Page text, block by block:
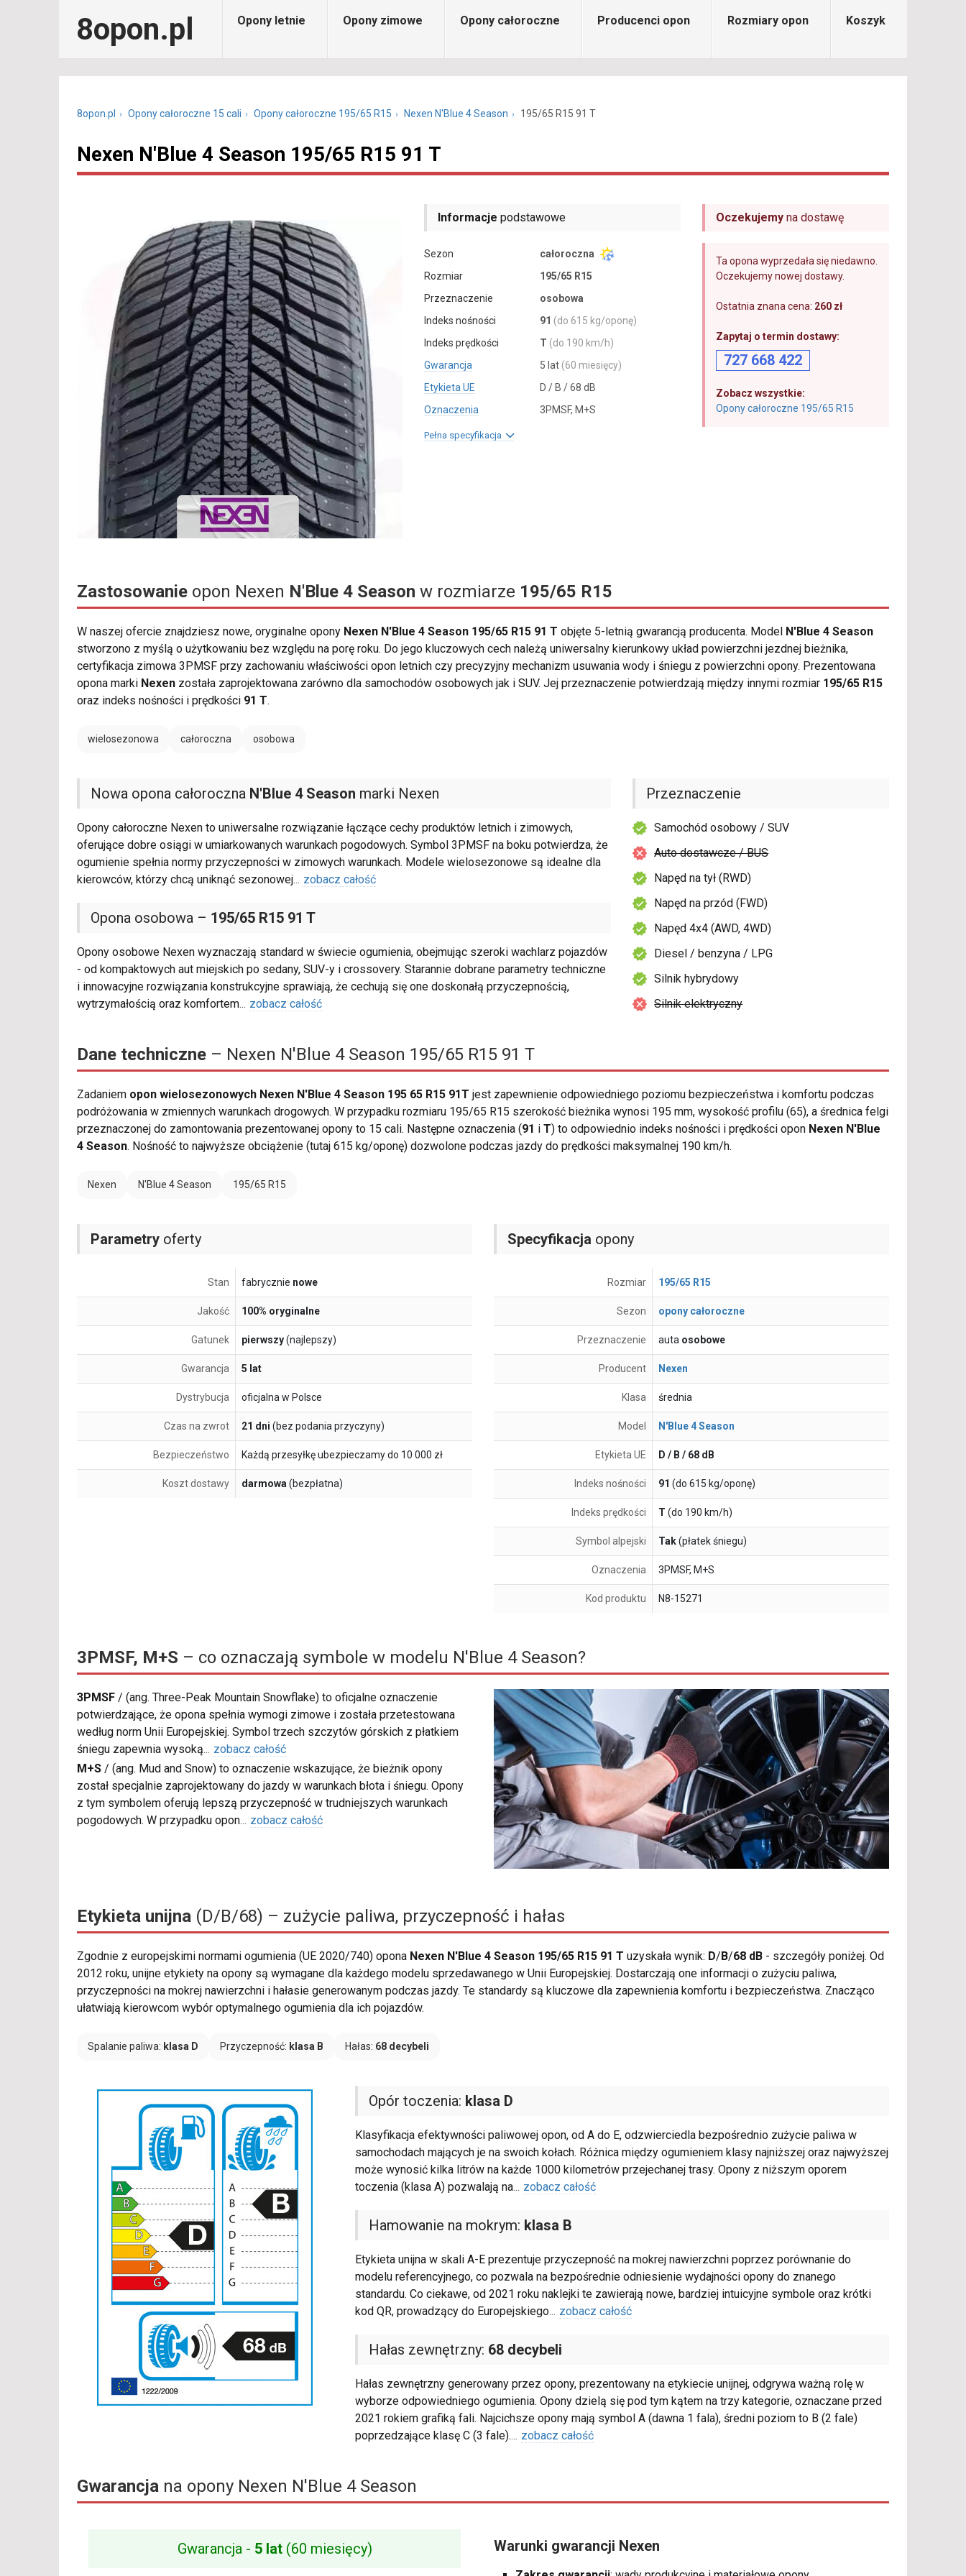
8opon.pl Opony letnie Opony zimowe Opony całoroczne Producenci opon Rozmiary opon Koszyk
8opon.pl Opony całoroczne 15 cali Opony całoroczne 195/65 R15 Nexen N'Blue 4 Season 195/65 R15 91 T
Nexen N'Blue 4 Season 195/65 R15 91 T
Informacje podstawowe
Sezon
całoroczna
Rozmiar
195/65 R15
Przeznaczenie
osobowa
Indeks nośności
91 (do 615 kg/oponę)
Indeks prędkości
T (do 190 km/h)
Gwarancja
5 lat (60 miesięcy)
Etykieta UE
D / B / 68 dB
Oznaczenia
3PMSF, M+S
Pełna specyfikacja
Oczekujemyna dostawę
Ta opona wyprzedała się niedawno.
Oczekujemy nowej dostawy.
Ostatnia znana cena: 260 zł
Zapytaj o termin dostawy:
727 668 422
Zobacz wszystkie:
Opony całoroczne 195/65 R15
Zastosowanie opon Nexen N'Blue 4 Season w rozmiarze 195/65 R15
W naszej ofercie znajdziesz nowe, oryginalne opony Nexen N'Blue 4 Season 195/65 R15 91 T objęte 5-letnią gwarancją producenta. Model N'Blue 4 Season
stworzono z myślą o użytkowaniu bez względu na porę roku. Do jego kluczowych cech należą uniwersalny kierunkowy układ powierzchni jezdnej bieżnika,
certyfikacja zimowa 3PMSF przy zachowaniu właściwości opon letnich czy precyzyjny mechanizm usuwania wody i śniegu z powierzchni opony. Prezentowana
opona marki Nexen została zaprojektowana zarówno dla samochodów osobowych jak i SUV. Jej przeznaczenie potwierdzają między innymi rozmiar 195/65 R15
oraz indeks nośności i prędkości 91 T.
wielosezonowa całoroczna osobowa
Nowa opona całoroczna N'Blue 4 Season marki Nexen
Opony całoroczne Nexen to uniwersalne rozwiązanie łączące cechy produktów letnich i zimowych,
oferujące dobre osiągi w umiarkowanych warunkach pogodowych. Symbol 3PMSF na boku potwierdza, że
ogumienie spełnia normy przyczepności w zimowych warunkach. Modele wielosezonowe są idealne dla
kierowców, którzy chcą uniknąć sezonowej... zobacz całość
Opona osobowa – 195/65 R15 91 T
Opony osobowe Nexen wyznaczają standard w świecie ogumienia, obejmując szeroki wachlarz pojazdów
- od kompaktowych aut miejskich po sedany, SUV-y i crossovery. Starannie dobrane parametry techniczne
i innowacyjne rozwiązania konstrukcyjne sprawiają, że cechują się one doskonałą przyczepnością,
wytrzymałością oraz komfortem... zobacz całość
Przeznaczenie
Samochód osobowy / SUV
Auto dostawcze / BUS
Napęd na tył (RWD)
Napęd na przód (FWD)
Napęd 4x4 (AWD, 4WD)
Diesel / benzyna / LPG
Silnik hybrydowy
Silnik elektryczny
Dane techniczne – Nexen N'Blue 4 Season 195/65 R15 91 T
Zadaniem opon wielosezonowych Nexen N'Blue 4 Season 195 65 R15 91T jest zapewnienie odpowiedniego poziomu bezpieczeństwa i komfortu podczas
podróżowania w zmiennych warunkach drogowych. W przypadku rozmiaru 195/65 R15 szerokość bieżnika wynosi 195 mm, wysokość profilu (65), a średnica felgi
przeznaczonej do zamontowania prezentowanej opony to 15 cali. Następne oznaczenia (91 i T) to odpowiednio indeks nośności i prędkości opon Nexen N'Blue
4 Season. Nośność to najwyższe obciążenie (tutaj 615 kg/oponę) dozwolone podczas jazdy do prędkości maksymalnej 190 km/h.
Nexen N'Blue 4 Season 195/65 R15
Parametry oferty
Stan fabrycznie nowe
Jakość 100% oryginalne
Gatunek pierwszy(najlepszy)
Gwarancja 5 lat
Dystrybucja oficjalna w Polsce
Czas na zwrot 21 dni (bez podania przyczyny)
Bezpieczeństwo Każdą przesyłkę ubezpieczamy do 10 000 zł
Koszt dostawy darmowa(bezpłatna)
Specyfikacja opony
Rozmiar 195/65 R15
Sezon opony całoroczne
Przeznaczenie auta osobowe
Producent Nexen
Klasa średnia
Model N'Blue 4 Season
Etykieta UE D / B / 68 dB
Indeks nośności 91 (do 615 kg/oponę)
Indeks prędkości T (do 190 km/h)
Symbol alpejski Tak(płatek śniegu)
Oznaczenia 3PMSF, M+S
Kod produktu N8-15271
3PMSF, M+S – co oznaczają symbole w modelu N'Blue 4 Season?
3PMSF / (ang. Three-Peak Mountain Snowflake) to oficjalne oznaczenie
potwierdzające, że opona spełnia wymogi zimowe i została przetestowana
według norm Unii Europejskiej. Symbol trzech szczytów górskich z płatkiem
śniegu zapewnia wysoką... zobacz całość
M+S / (ang. Mud and Snow) to oznaczenie wskazujące, że bieżnik opony
został specjalnie zaprojektowany do jazdy w warunkach błota i śniegu. Opony
z tym symbolem oferują lepszą przyczepność w trudniejszych warunkach
pogodowych. W przypadku opon... zobacz całość
Etykieta unijna (D/B/68) – zużycie paliwa, przyczepność i hałas
Zgodnie z europejskimi normami ogumienia (UE 2020/740) opona Nexen N'Blue 4 Season 195/65 R15 91 T uzyskała wynik: D/ B/68 dB - szczegóły poniżej. Od
2012 roku, unijne etykiety na opony są wymagane dla każdego modelu sprzedawanego w Unii Europejskiej. Dostarczają one informacji o zużyciu paliwa,
przyczepności na mokrej nawierzchni i hałasie generowanym podczas jazdy. Te standardy są kluczowe dla zapewnienia komfortu i bezpieczeństwa. Znacząco
ułatwiają kierowcom wybór optymalnego ogumienia dla ich pojazdów.
Spalanie paliwa: klasa D Przyczepność: klasa B Hałas: 68 decybeli
Opór toczenia: klasa D
Klasyfikacja efektywności paliwowej opon, od A do E, odzwierciedla bezpośrednio zużycie paliwa w
samochodach mających je na swoich kołach. Różnica między ogumieniem klasy najniższej oraz najwyższej
może wynosić kilka litrów na każde 1000 kilometrów przejechanej trasy. Opony z niższym oporem
toczenia (klasa A) pozwalają na... zobacz całość
Hamowanie na mokrym: klasa B
Etykieta unijna w skali A-E prezentuje przyczepność na mokrej nawierzchni poprzez porównanie do
modelu referencyjnego, co pozwala na bezpośrednie odniesienie wydajności opony do znanego
standardu. Co ciekawe, od 2021 roku naklejki te zawierają nowe, bardziej intuicyjne symbole oraz krótki
kod QR, prowadzący do Europejskiego... zobacz całość
Hałas zewnętrzny: 68 decybeli
Hałas zewnętrzny generowany przez opony, prezentowany na etykiecie unijnej, odgrywa ważną rolę w
wyborze odpowiedniego ogumienia. Opony dzielą się pod tym kątem na trzy kategorie, oznaczane przed
2021 rokiem grafiką fali. Najcichsze opony mają symbol A (dawna 1 fala), średni poziom to B (2 fale)
poprzedzające klasę C (3 fale).... zobacz całość
Gwarancja na opony Nexen N'Blue 4 Season
Gwarancja - 5 lat(60 miesięcy) Warunki gwarancji Nexen